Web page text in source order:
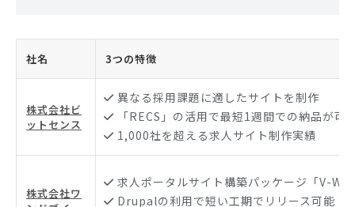
社名 3つの特徴
株式会社ビ
ットセンス
異なる採用課題に適したサイトを制作
「RECS」の活用で最短1週間での納品が可
1,000社を超える求人サイト制作実績
株式会社ワ
求人ポータルサイト構築パッケージ「V-
Drupalの利用で短い工期でリリース可能